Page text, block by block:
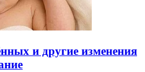
и другие изменения